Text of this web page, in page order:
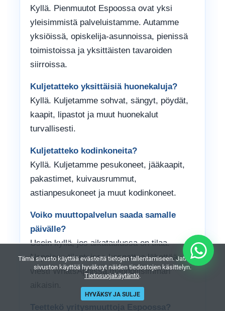
Kyllä. Pienmuutot Espoossa ovat yksi
yleisimmistä palveluistamme. Autamme
yksiöissä, opiskelija-asunnoissa, pienissä
toimistoissa ja yksittäisten tavaroiden
siirroissa.
Kuljetatteko yksittäisiä huonekaluja?
Kyllä. Kuljetamme sohvat, sängyt, pöydät,
kaapit, lipastot ja muut huonekalut
turvallisesti.
Kuljetatteko kodinkoneita?
Kyllä. Kuljetamme pesukoneet, jääkaapit,
pakastimet, kuivausrummut,
astianpesukoneet ja muut kodinkoneet.
Voiko muuttopalvelun saada samalle
päivälle?
Usein kyllä, jos aikataulussa on tilaa.
Nopeissa tilanteissa kannattaa lähettää
viesti WhatsAppissa mahdollisimman
Tämä sivusto käyttää evästeitä tietojen tallentamiseen. Jatkamalla
sivuston käyttöä hyväksyt näiden tiedostojen käsittelyn.
Tietosuojakäytäntö.
HYVÄKSY JA SULJE